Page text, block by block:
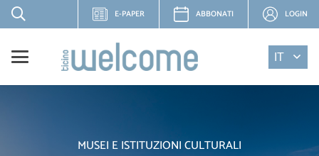
E-PAPER ABBONATI LOGIN
IT
MUSEI E ISTITUZIONI CULTURALI